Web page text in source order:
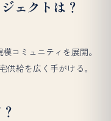
ェクトは？
コミュニティを展開。
供給を広く手がける。